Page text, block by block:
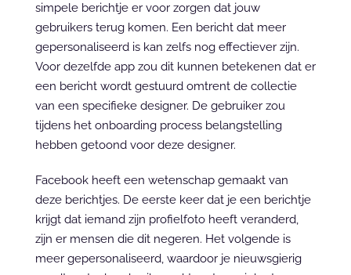
simpele berichtje er voor zorgen dat jouw
gebruikers terug komen. Een bericht dat meer
gepersonaliseerd is kan zelfs nog effectiever zijn.
Voor dezelfde app zou dit kunnen betekenen dat er
een bericht wordt gestuurd omtrent de collectie
van een specifieke designer. De gebruiker zou
tijdens het onboarding process belangstelling
hebben getoond voor deze designer.
Facebook heeft een wetenschap gemaakt van
deze berichtjes. De eerste keer dat je een berichtje
krijgt dat iemand zijn profielfoto heeft veranderd,
zijn er mensen die dit negeren. Het volgende is
meer gepersonaliseerd, waardoor je nieuwsgierig